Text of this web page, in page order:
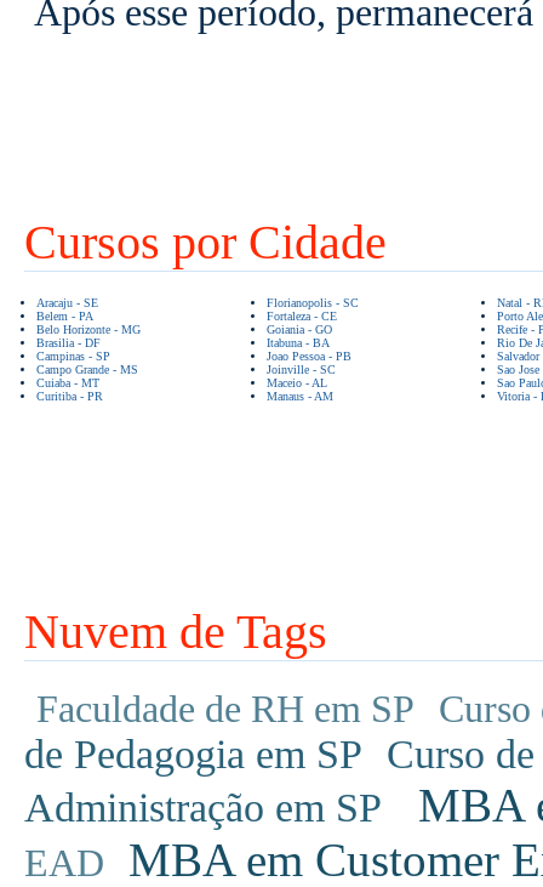
Após esse período,
Cursos por Cidade
Aracaju - SE
Belem - PA
Belo Horizonte - MG
Brasilia - DF
Campinas - SP
Campo Grande - MS
Cuiaba - MT
Curitiba - PR
Florianopolis - SC
Fortaleza - CE
Goiania - GO
Itabuna - BA
Joao Pessoa - PB
Joinville - SC
Maceio - AL
Manaus - AM
Natal -
Porto
Recife -
Rio De
Sao
Sao
Vitoria -
Nuvem de Tags
Faculdade de RH em SP Curso
de Pedagogia em SP Curso
Administração em SP
MBA
EAD MBA em Customer